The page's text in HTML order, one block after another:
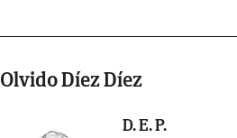
Olvido Díez Díez
D. E. P.